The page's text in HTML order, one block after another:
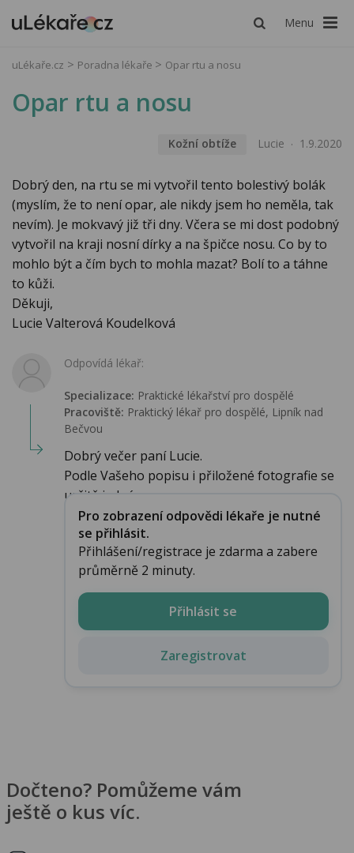
Menu
uLékaře.cz Poradna lékaře Opar rtu a nosu
Opar rtu a nosu
Kožní obtíže Lucie 1.9.2020
Dobrý den, na rtu se mi vytvořil tento bolestivý bolák
(myslím, že to není opar, ale nikdy jsem ho neměla, tak
nevím). Je mokvavý již tři dny. Včera se mi dost podobný
vytvořil na kraji nosní dírky a na špičce nosu. Co by to
mohlo být a čím bych to mohla mazat? Bolí to a táhne
to kůži.
Děkuji,
Lucie Valterová Koudelková
Odpovídá lékař:
Specializace: Praktické lékařství pro dospělé
Pracoviště: Praktický lékař pro dospělé, Lipník nad
Bečvou
Dobrý večer paní Lucie.
Podle Vašeho popisu i přiložené fotografie se
určitě jedná o opa...
Pro zobrazení odpovědi lékaře je nutné
se přihlásit.
Přihlášení/registrace je zdarma a zabere
průměrně 2 minuty.
Přihlásit se
Zaregistrovat
Dočteno? Pomůžeme vám
ještě o kus víc.